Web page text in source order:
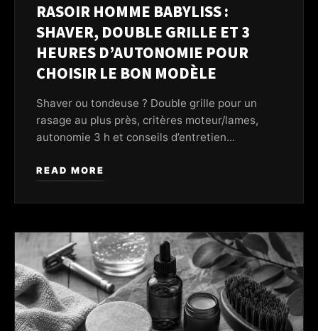
RASOIR HOMME BABYLISS :
SHAVER, DOUBLE GRILLE ET 3
HEURES D’AUTONOMIE POUR
CHOISIR LE BON MODÈLE
Shaver ou tondeuse ? Double grille pour un
rasage au plus près, critères moteur/lames,
autonomie 3 h et conseils d’entretien...
READ MORE